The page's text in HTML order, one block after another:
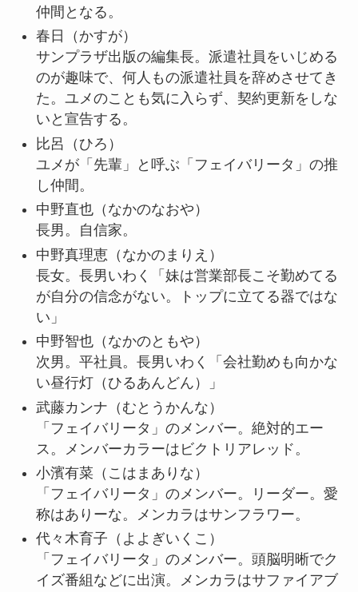
仲間となる。
春日
（かすが）
サンプラザ出版の編集長。派遣社員をいじめる
のが趣味で、何人もの派遣社員を辞めさせてき
た。ユメのことも気に入らず、契約更新をしな
いと宣告する。
比呂 （ひろ）
ユメが「先輩」と呼ぶ「フェイバリータ」の推
し仲間。
中野直也（なかのなおや）
長男。自信家。
中野真理恵（なかのまりえ）
長女。長男いわく「妹は営業部長こそ勤めてる
が自分の信念がない。トップに立てる器ではな
い」
中野智也（なかのともや）
次男。平社員。長男いわく「会社勤めも向かな
い昼行灯（ひるあんどん）」
武藤カンナ （むとうかんな）
「フェイバリータ」のメンバー。絶対的エー
ス。メンバーカラーはビクトリアレッド。
小濱有菜 （こはまありな）
「フェイバリータ」のメンバー。リーダー。愛
称はありーな。メンカラはサンフラワー。
代々木育子 （よよぎいくこ）
「フェイバリータ」のメンバー。頭脳明晰でク
イズ番組などに出演。メンカラはサファイアブ